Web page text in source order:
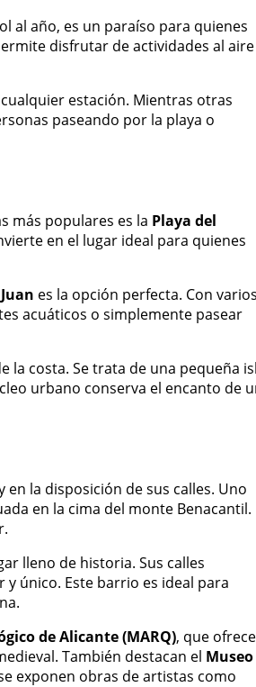
al año, es un paraíso para quienes
disfrutar de actividades al aire
estación. Mientras otras
paseando por la playa o
más populares es la Playa del
en el lugar ideal para quienes
es la opción perfecta. Con
acuáticos o simplemente pasear
la costa. Se trata de una pequeña
urbano conserva el encanto de
la disposición de sus calles. Uno
en la cima del monte Benacantil.
lleno de historia. Sus calles
único. Este barrio es ideal para
de Alicante (MARQ), que ofrece
También destacan el Museo
exponen obras de artistas como